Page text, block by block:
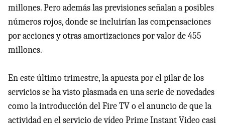
millones. Pero además las previsiones señalan a posibles
números rojos, donde se incluirían las compensaciones
por acciones y otras amortizaciones por valor de 455
millones.
En este último trimestre, la apuesta por el pilar de los
servicios se ha visto plasmada en una serie de novedades
como la introducción del Fire TV o el anuncio de que la
actividad en el servicio de vídeo Prime Instant Video casi